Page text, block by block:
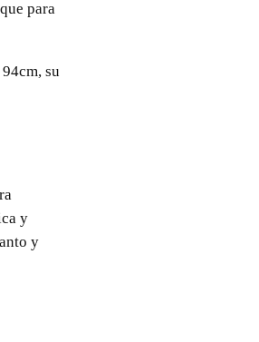
para
su
y
y